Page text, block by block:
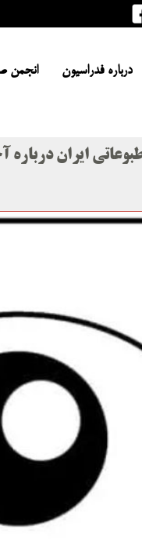
درباره فدراسیون انجمن
ایران